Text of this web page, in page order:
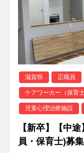
滋賀県 正職員
ケアワーカー（保育
児童心理治療施設
【新卒】【中
員・保育士)募